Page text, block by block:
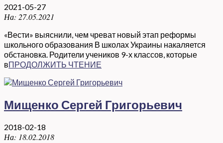
2021-05-27
На: 27.05.2021
«Вести» выяснили, чем чреват новый этап реформы
школьного образования В школах Украины накаляется
обстановка. Родители учеников 9-х классов, которые
вПРОДОЛЖИТЬ ЧТЕНИЕ
Мищенко Сергей Григорьевич
2018-02-18
На: 18.02.2018